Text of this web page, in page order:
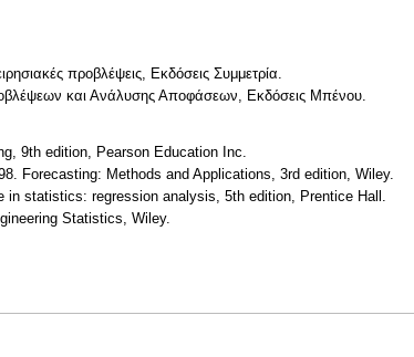
προβλέψεις, Εκδόσεις Συμμετρία.
και Ανάλυσης Αποφάσεων, Εκδόσεις Μπένου.
9th edition, Pearson Education Inc.
Forecasting: Methods and Applications, 3rd edition, Wiley.
statistics: regression analysis, 5th edition, Prentice Hall.
Statistics, Wiley.